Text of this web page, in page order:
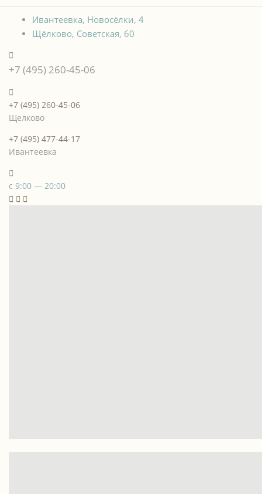
Ивантеевка, Новосёлки, 4
Щёлково, Советская, 60
+7 (495) 260-45-06
+7 (495) 260-45-06
Щелково
+7 (495) 477-44-17
Ивантеевка
с 9:00 — 20:00